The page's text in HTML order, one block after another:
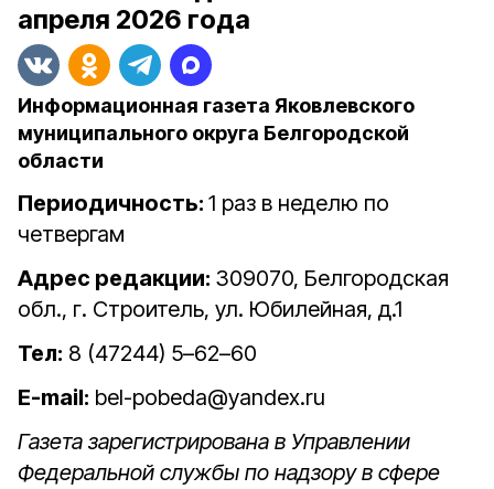
апреля 2026 года
Информационная газета Яковлевского
муниципального округа Белгородской
области
Периодичность: 1 раз в неделю по
четвергам
Адрес редакции: 309070, Белгородская
обл., г. Строитель, ул. Юбилейная, д.1
Тел: 8 (47244) 5–62–60
E-mail: bel-pobeda@yandex.ru
Газета зарегистрирована в Управлении
Федеральной службы по надзору в сфере